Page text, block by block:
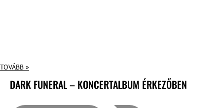
TOVÁBB »
DARK FUNERAL – KONCERTALBUM ÉRKEZŐBEN